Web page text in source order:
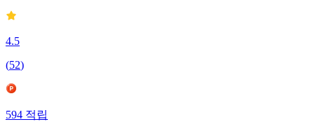
4.5
(52)
594적립